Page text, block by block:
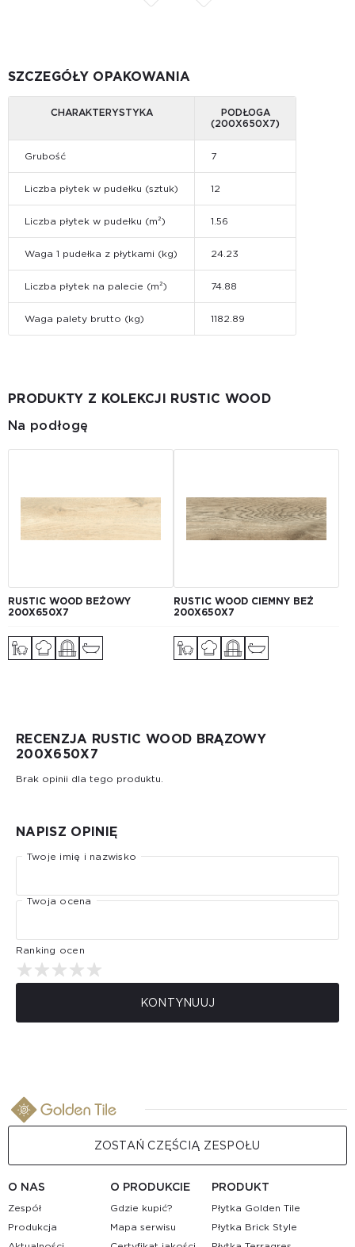
SZCZEGÓŁY OPAKOWANIA
CHARAKTERYSTYKA
PODŁOGA
(200X650X7)
Grubość 7
Liczba płytek w pudełku (sztuk) 12
Liczba płytek w pudełku (m²) 1.56
Waga 1 pudełka z płytkami (kg) 24.23
Liczba płytek na palecie (m²) 74.88
Waga palety brutto (kg) 1182.89
PRODUKTY Z KOLEKCJI RUSTIC WOOD
Na podłogę
RUSTIC WOOD BEŻOWY
200X650X7
RUSTIC WOOD CIEMNY BEŻ
200X650X7
RECENZJA RUSTIC WOOD BRĄZOWY
200X650X7
Brak opinii dla tego produktu.
NAPISZ OPINIĘ
Twoje imię i nazwisko
Twoja ocena
Ranking ocen
KONTYNUUJ
ZOSTAŃ CZĘŚCIĄ ZESPOŁU
O NAS
Zespół
Produkcja
O PRODUKCIE
Gdzie kupić?
Mapa serwisu
PRODUKT
Płytka Golden Tile
Płytka Brick Style